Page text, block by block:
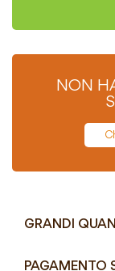
NON
GRANDI
RICHIEDI
PAGAMENTO